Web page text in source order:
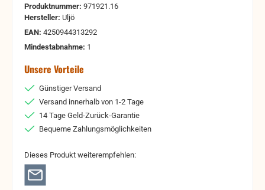
Produktnummer: 971921.16
Hersteller: Uljö
EAN: 4250944313292
Mindestabnahme: 1
Unsere Vorteile
Günstiger Versand
Versand innerhalb von 1-2 Tage
14 Tage Geld-Zurück-Garantie
Bequeme Zahlungsmöglichkeiten
Dieses Produkt weiterempfehlen: